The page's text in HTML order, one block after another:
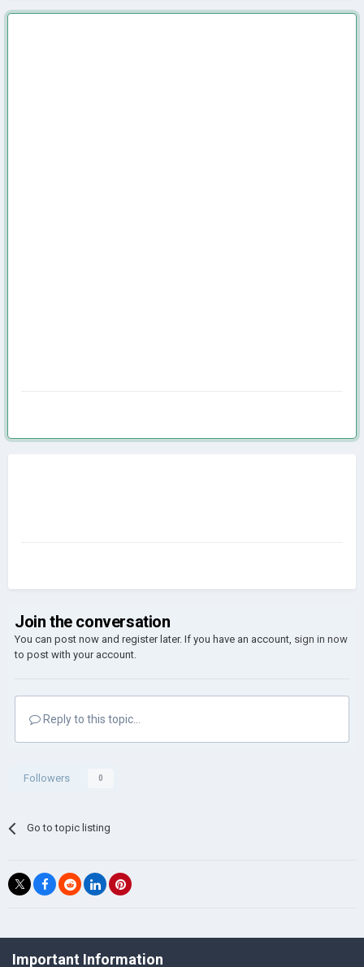
Join the conversation
You can post now and register later. If you have an account, sign in now
to post with your account.
Reply to this topic...
Followers 0
Go to topic listing
©Łukasz Jakowski Games
Important Information